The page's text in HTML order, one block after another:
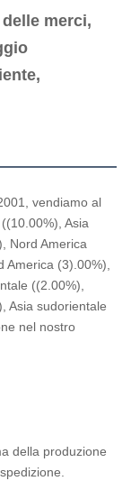
merci,
vendiamo al
Asia
Nord America
America (3).00%),
((2.00%),
Asia sudorientale
nel nostro
della produzione